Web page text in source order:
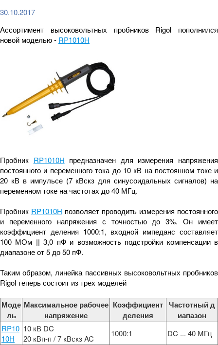
30.10.2017
Ассортимент высоковольтных пробников Rigol пополнился
новой моделью - RP1010H
Пробник RP1010H предназначен для измерения напряжения
постоянного и переменного тока до 10 кВ на постоянном токе и
20 кВ в импульсе (7 кВскз для синусоидальных сигналов) на
переменном токе на частотах до 40 МГц.
Пробник RP1010H позволяет проводить измерения постоянного
и переменного напряжения с точностью до 3%. Он имеет
коэффициент деления 1000:1, входной импеданс составляет
100 МОм || 3,0 пФ и возможность подстройки компенсации в
диапазоне от 5 до 50 пФ.
Таким образом, линейка пассивных высоковольтных пробников
Rigol теперь состоит из трех моделей
Моде
ль
Максимальное рабочее
напряжение
Коэффициент
деления
Частотный д
иапазон
RP10
10H
10 кВ DC
20 кВп-п / 7 кВскз AC
1000:1 DC ... 40 МГц